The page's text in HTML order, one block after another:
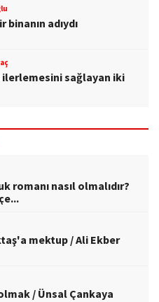
binanın adıydı
ilerlemesini sağlayan iki
romanı nasıl olmalıdır?
mektup / Ali Ekber
/ Ünsal Çankaya